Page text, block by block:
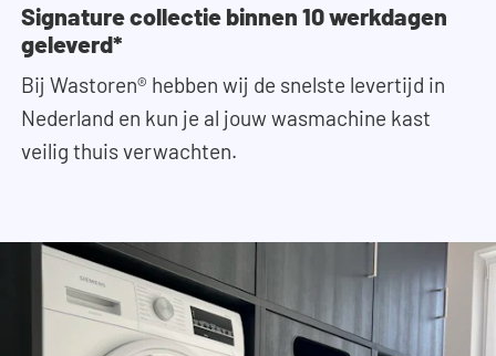
Signature collectie binnen 10 werkdagen
geleverd*
Bij Wastoren® hebben wij de snelste levertijd in
Nederland en kun je al jouw wasmachine kast
veilig thuis verwachten.